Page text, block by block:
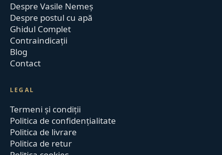
Despre Vasile Nemeș
Despre postul cu apă
Ghidul Complet
Contraindicații
Blog
Contact
LEGAL
Termeni și condiții
Politica de confidențialitate
Politica de livrare
Politica de retur